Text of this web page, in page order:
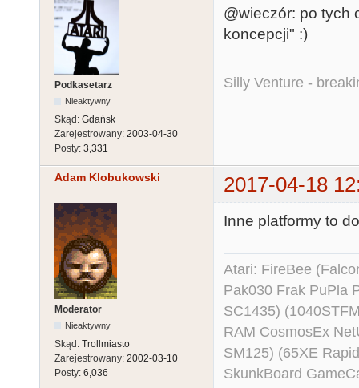
Podkasetarz
Nieaktywny
Skąd: Gdańsk
Zarejestrowany: 2003-04-30
Posty: 3,331
@wieczór: po tych
koncepcji" :)
Silly Venture -
Adam Klobukowski 2017-04-18
Moderator
Nieaktywny
Skąd: Trollmiasto
Zarejestrowany: 2002-03-10
Posty: 6,036
Inne platformy to
Atari: FireBee
Pak030 Frak PuPla
SC1435)
RAM CosmosEx
SM125) (65XE
SkunkBoard